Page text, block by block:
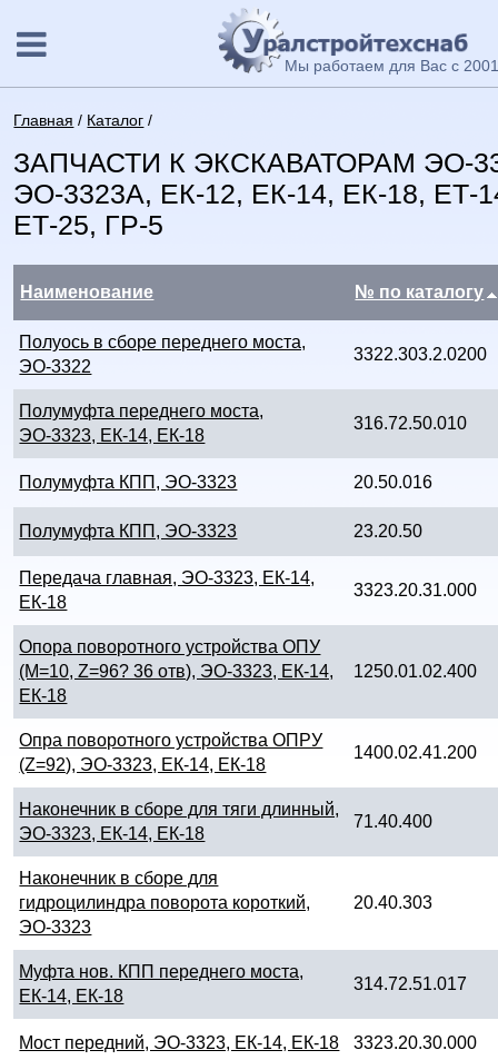
Мы работаем для Вас с
Главная / Каталог /
ЗАПЧАСТИ К ЭКСКАВАТОРАМ ЭО-
ЭО-3323А, ЕК-12, ЕК-14, ЕК-18, ЕТ-
ЕТ-25, ГР-5
Наименование № по каталогу
Полуось в сборе переднего моста,
ЭО-3322
3322.303.2.0200
Полумуфта переднего моста,
ЭО-3323, ЕК-14, ЕК-18
316.72.50.010
Полумуфта КПП, ЭО-3323 20.50.016
Полумуфта КПП, ЭО-3323 23.20.50
Передача главная, ЭО-3323, ЕК-14,
ЕК-18
3323.20.31.000
Опора поворотного устройства ОПУ
(М=10, Z=96? 36 отв), ЭО-3323, ЕК-14,
ЕК-18
1250.01.02.400
Опра поворотного устройства ОПРУ
(Z=92), ЭО-3323, ЕК-14, ЕК-18
1400.02.41.200
Наконечник в сборе для тяги длинный,
ЭО-3323, ЕК-14, ЕК-18
71.40.400
Наконечник в сборе для
гидроцилиндра поворота короткий,
ЭО-3323
20.40.303
Муфта нов. КПП переднего моста,
ЕК-14, ЕК-18
314.72.51.017
Мост передний, ЭО-3323, ЕК-14, ЕК-18 3323.20.30.000